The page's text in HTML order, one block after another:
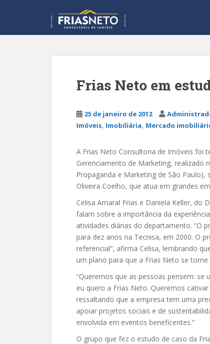
Frias Neto em
25 de janeiro de 2012
Imóveis, Imobiliária, Mercado
A Frias Neto Consultoria de Imóveis foi
Gerenciamento de Marketing, realizado
Propaganda e Marketing de São
Oliveira Coelho, que atua em grandes
Celisa Amaral Frias e Daniela Keller, do
falam sobre a importância da
atividades diárias do departamento. “O
para dez anos na Tecnisa, em 2000. O
referencial”, afirma Celisa, lembrando
um plano para que a Frias Neto se
“Queremos que as pessoas pensem:
eu quero a Frias Neto. Queremos
ressaltando que a empresa tem uma
apoiar projetos sociais e de
envolvida em eventos beneficentes.”
O grupo que fez o estudo de caso da